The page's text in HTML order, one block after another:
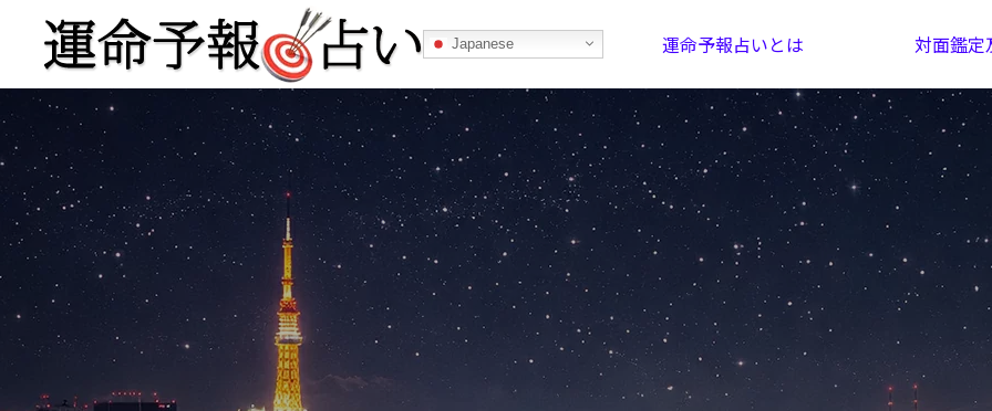
Japanese 運命予報占いとは 対面鑑定
運命予報占い
運命予報占いとは あなたの所属部屋を探そう！ 最恐の相性占い